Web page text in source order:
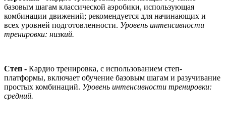
базовым шагам классической аэробики, использующая
комбинации движений; рекомендуется для начинающих и
всех уровней подготовленности. Уровень интенсивности
тренировки: низкий.
Степ - Кардио тренировка, с использованием степ-
платформы, включает обучение базовым шагам и разучивание
простых комбинаций. Уровень интенсивности тренировки:
средний.